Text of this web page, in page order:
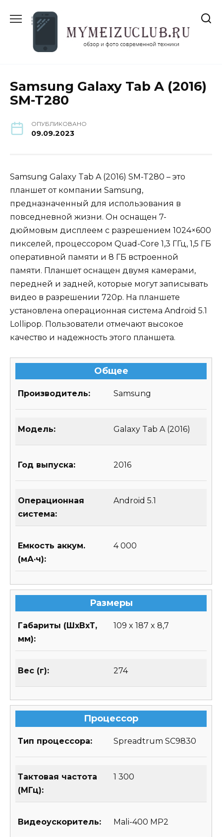
содержанию
Samsung Galaxy Tab A (2016)
SM-T280
ОПУБЛИКОВАНО
09.09.2023
Samsung Galaxy Tab A (2016) SM-T280 – это
планшет от компании Samsung,
предназначенный для использования в
повседневной жизни. Он оснащен 7-
дюймовым дисплеем с разрешением 1024×600
пикселей, процессором Quad-Core 1,3 ГГц, 1,5 ГБ
оперативной памяти и 8 ГБ встроенной
памяти. Планшет оснащен двумя камерами,
передней и задней, которые могут записывать
видео в разрешении 720p. На планшете
установлена операционная система Android 5.1
Lollipop. Пользователи отмечают высокое
качество и надежность этого планшета.
Общее
Производитель: Samsung
Модель: Galaxy Tab A (2016)
Год выпуска: 2016
Операционная
система:
Android 5.1
Емкость аккум.
(мА·ч):
4 000
Размеры
Габариты (ШхВхТ,
мм):
109 x 187 x 8,7
Вес (г): 274
Процессор
Тип процессора: Spreadtrum SC9830
Тактовая частота
(МГц):
1 300
Видеоускоритель: Mali-400 MP2